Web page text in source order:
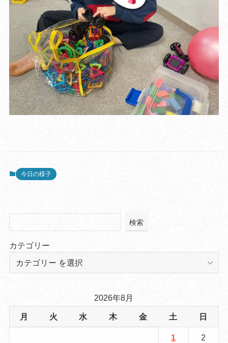
今日の様子
検索
カテゴリー
2026年8月
月 火 水 木 金 土 日
1 2